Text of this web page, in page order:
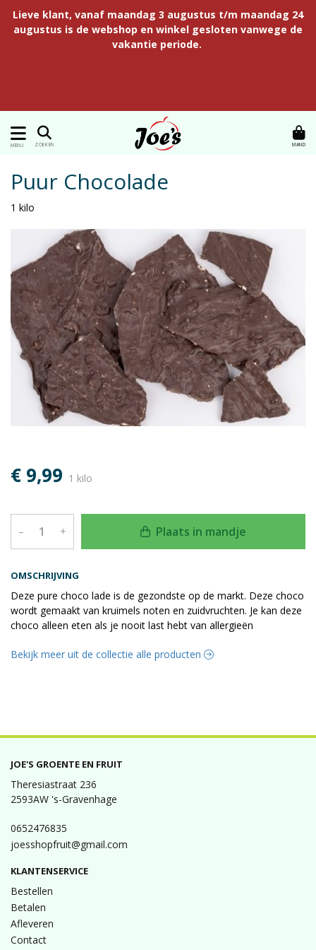
Lieve klant, vanaf maandag 3 augustus t/m maandag 24
augustus is de webshop en winkel gesloten vanwege de
vakantie periode.
MENU ZOEKEN MAND
OMSCHRIJVING
Deze pure choco lade is de gezondste op de markt. Deze choco
wordt gemaakt van kruimels noten en zuidvruchten. Je kan deze
choco alleen eten als je nooit last hebt van allergieën
Puur Chocolade
1 kilo
€ 9,99 1 kilo
– + Plaats in mandje
Bekijk meer uit de collectie alle producten
JOE'S GROENTE EN FRUIT
Theresiastraat 236
2593AW 's-Gravenhage
0652476835
joesshopfruit@gmail.com
KLANTENSERVICE
Bestellen
Betalen
Afleveren
Contact